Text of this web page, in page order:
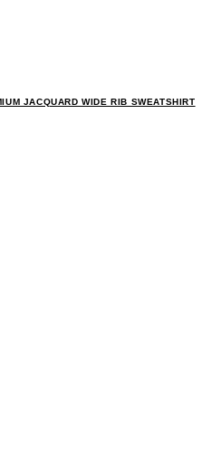
JACQUARD WIDE RIB SWEATSHIRT